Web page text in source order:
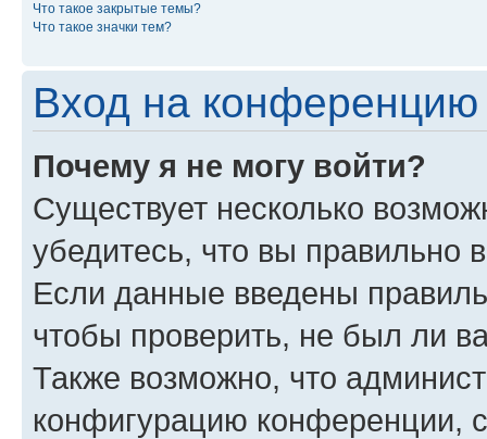
Что такое закрытые темы?
Что такое значки тем?
Вход на конференцию
Почему я не могу войти?
Существует несколько
убедитесь, что вы правильно
Если данные введены
чтобы проверить, не был ли
Также возможно, что
конфигурацию конференции,